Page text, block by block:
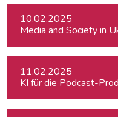
10.02.2025
Media and Society in
11.02.2025
KI für die Podcast-